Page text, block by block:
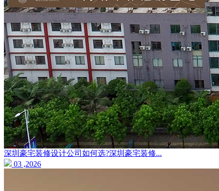
深圳豪宅装修设计公司如何选?深圳豪宅装修...
03 ,2026